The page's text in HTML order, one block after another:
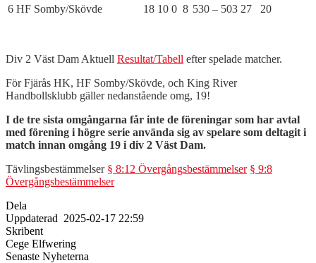
6 HF Somby/Skövde 18 10 0 8 530 – 503 27 20
Div 2 Väst Dam Aktuell Resultat/Tabell efter spelade matcher.
För Fjärås HK, HF Somby/Skövde, och King River
Handbollsklubb gäller nedanstående omg, 19!
I de tre sista omgångarna får inte de föreningar som har avtal
med förening i högre serie använda sig av spelare som deltagit i
match innan omgång 19 i div 2 Väst Dam.
Tävlingsbestämmelser § 8:12 Övergångsbestämmelser § 9:8
Övergångsbestämmelser
Dela
Uppdaterad 2025-02-17 22:59
Skribent
Cege Elfwering
Senaste Nyheterna